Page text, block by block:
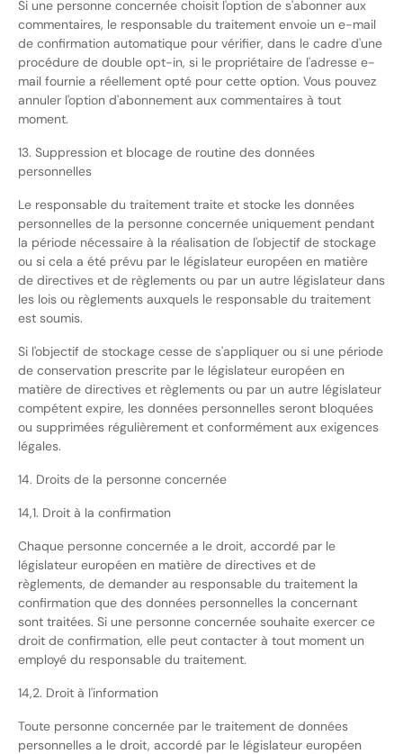
Si une personne concernée choisit l'option de s'abonner aux
commentaires, le responsable du traitement envoie un e-mail
de confirmation automatique pour vérifier, dans le cadre d'une
procédure de double opt-in, si le propriétaire de l'adresse e-
mail fournie a réellement opté pour cette option. Vous pouvez
annuler l'option d'abonnement aux commentaires à tout
moment.
13. Suppression et blocage de routine des données
personnelles
Le responsable du traitement traite et stocke les données
personnelles de la personne concernée uniquement pendant
la période nécessaire à la réalisation de l'objectif de stockage
ou si cela a été prévu par le législateur européen en matière
de directives et de règlements ou par un autre législateur dans
les lois ou règlements auxquels le responsable du traitement
est soumis.
Si l'objectif de stockage cesse de s'appliquer ou si une période
de conservation prescrite par le législateur européen en
matière de directives et règlements ou par un autre législateur
compétent expire, les données personnelles seront bloquées
ou supprimées régulièrement et conformément aux exigences
légales.
14. Droits de la personne concernée
14,1. Droit à la confirmation
Chaque personne concernée a le droit, accordé par le
législateur européen en matière de directives et de
règlements, de demander au responsable du traitement la
confirmation que des données personnelles la concernant
sont traitées. Si une personne concernée souhaite exercer ce
droit de confirmation, elle peut contacter à tout moment un
employé du responsable du traitement.
14,2. Droit à l'information
Toute personne concernée par le traitement de données
personnelles a le droit, accordé par le législateur européen